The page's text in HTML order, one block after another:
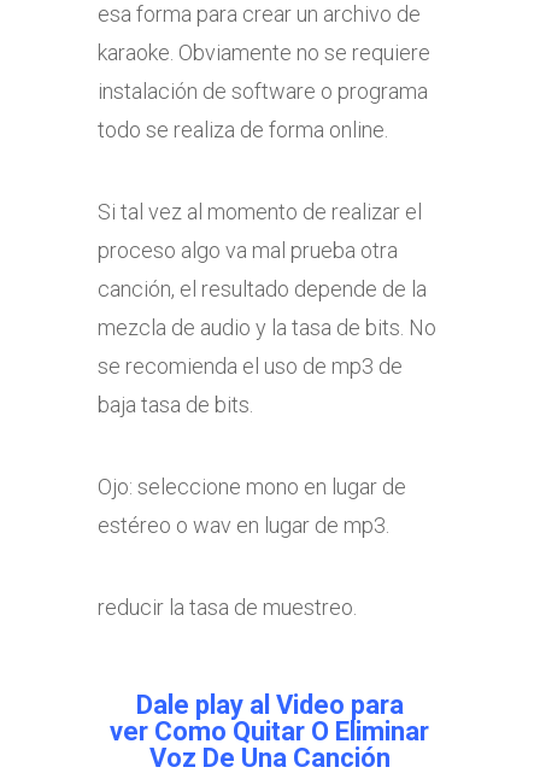
esa forma para crear un archivo de
karaoke. Obviamente no se requiere
instalación de software o programa
todo se realiza de forma online.
Si tal vez al momento de realizar el
proceso algo va mal prueba otra
canción, el resultado depende de la
mezcla de audio y la tasa de bits. No
se recomienda el uso de mp3 de
baja tasa de bits.
Ojo: seleccione mono en lugar de
estéreo o wav en lugar de mp3.
reducir la tasa de muestreo.
Dale play al Video para
ver Como Quitar O Eliminar
Voz De Una Canción